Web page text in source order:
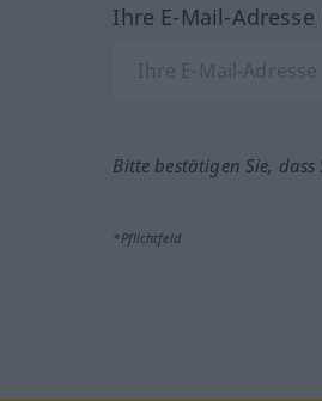
Ihre E-Mail-
Bitte bestätigen Sie,
*Pflichtfeld